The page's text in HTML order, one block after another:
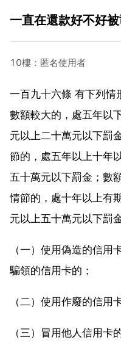
一直在還款好不好
10樓：匿名使用者
一百九十六條 有下列情
數額較大的，處五年以
元以上二十萬元以下罰
節的，處五年以上十年
五十萬元以下罰金；數
情節的，處十年以上有
元以上五十萬元以下罰
（一）使用偽造的信用
騙領的信用卡的；
（二）使用作廢的信用
（三）冒用他人信用卡